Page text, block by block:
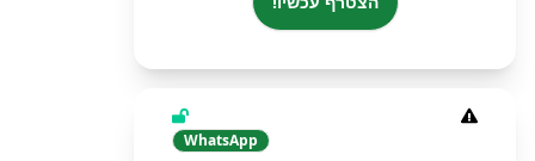
WhatsApp